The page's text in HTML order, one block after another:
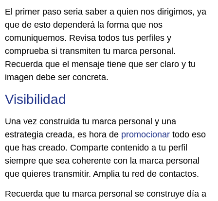
El primer paso seria saber a quien nos dirigimos, ya
que de esto dependerá la forma que nos
comuniquemos. Revisa todos tus perfiles y
comprueba si transmiten tu marca personal.
Recuerda que el mensaje tiene que ser claro y tu
imagen debe ser concreta.
Visibilidad
Una vez construida tu marca personal y una
estrategia creada, es hora de promocionar todo eso
que has creado. Comparte contenido a tu perfil
siempre que sea coherente con la marca personal
que quieres transmitir. Amplia tu red de contactos.
Recuerda que tu marca personal se construye día a